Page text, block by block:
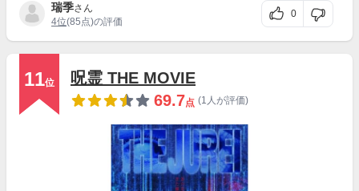
瑞季さん
4位(85点)の評価
0
11位
呪霊 THE MOVIE
69.7点 (1人が評価)